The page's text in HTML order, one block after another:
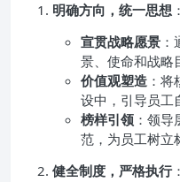
明确方向，统一思想 ：
宣贯战略愿景
景、使命和战略
价值观塑造 ：
设中，引导员工
榜样引领 ：领
范，为员工树立
健全制度，严格执行：